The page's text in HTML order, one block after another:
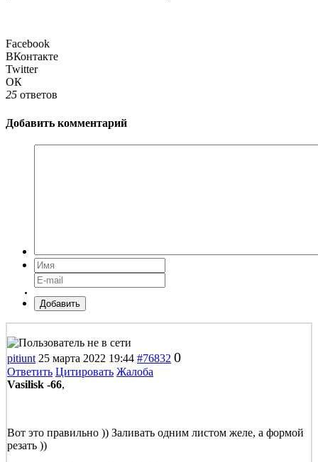
Facebook
ВКонтакте
Twitter
ОК
25 ответов
Добавить комментарий
Добавить
pitiunt 25 марта 2022 19:44 #76832 0
Ответить Цитировать Жалоба
Vasilisk -66,
Вот это правильно )) Заливать одним листом желе, а формой
резать ))